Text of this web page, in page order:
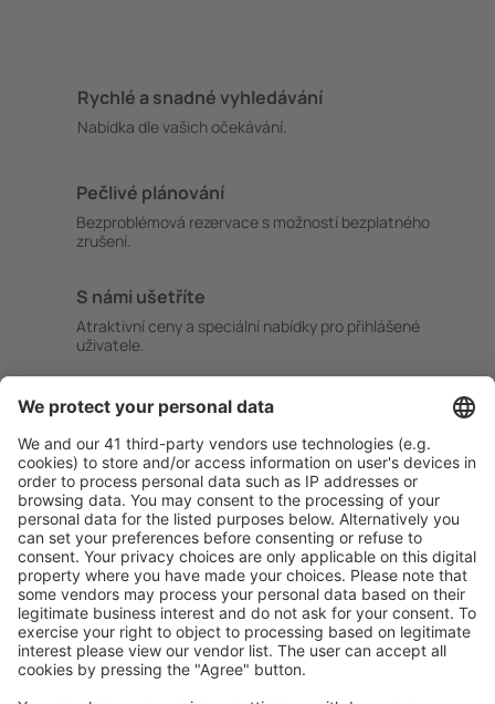
Rychlé a snadné vyhledávání
Nabídka dle vašich očekávání.
Pečlivé plánování
Bezproblémová rezervace s možností bezplatného
zrušení.
S námi ušetříte
Atraktivní ceny a speciální nabídky pro přihlášené
uživatele.
Ubytování dle vašeho gusta
apartmánů, chat a dalších.
Uživateli eSky nejčastěji hledané ubytování
Ubytování v Norsku - Oblíbená města
Ubytování v Tromso Ubytování v Stavangeru
Ubytování v Oslu Ubytování v Bergenu